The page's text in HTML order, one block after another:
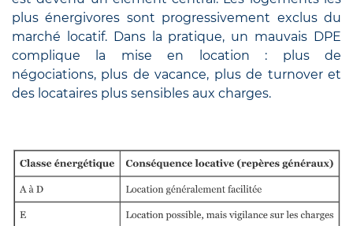
plus énergivores sont progressivement exclus du
marché locatif. Dans la pratique, un mauvais DPE
complique la mise en location : plus de
négociations, plus de vacance, plus de turnover et
des locataires plus sensibles aux charges.